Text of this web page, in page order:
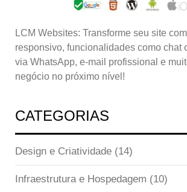
LCM Websites: Transforme seu site
responsivo, funcionalidades como chat
via WhatsApp, e-mail profissional e
negócio no próximo nível!
CATEGORIAS
Design e Criatividade (14)
Infraestrutura e Hospedagem (10)